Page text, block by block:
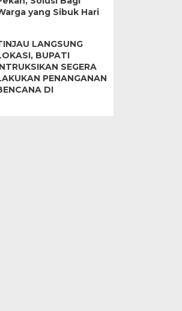
yang Sibuk Hari
LANGSUNG
BUPATI
SEGERA
PENANGANAN
DI